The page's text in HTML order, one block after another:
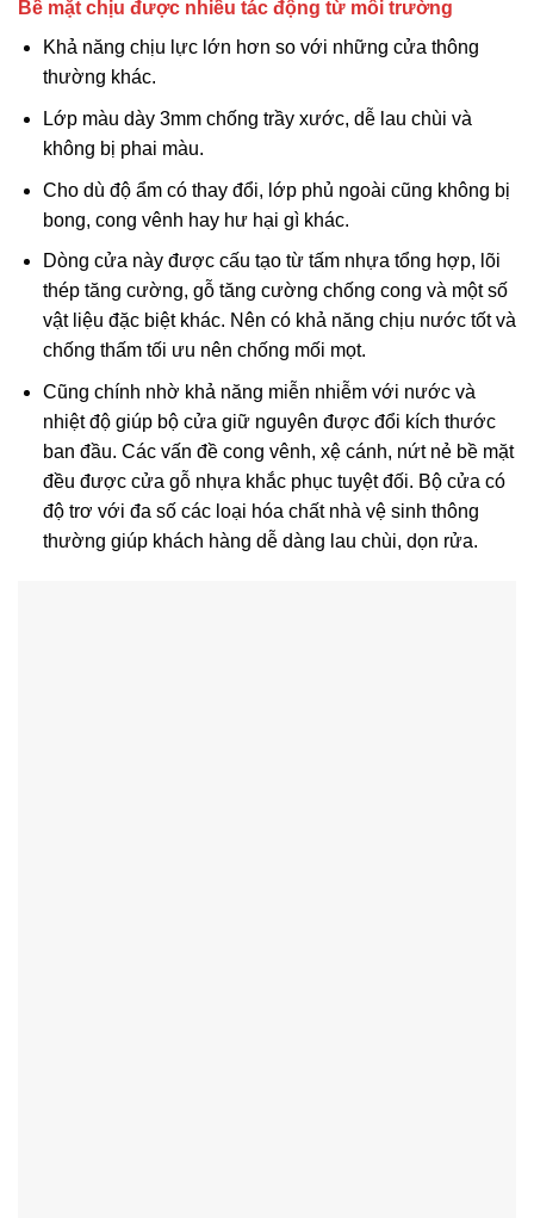
Bề mặt chịu được nhiều tác động từ môi trường
Khả năng chịu lực lớn hơn so với những cửa thông
thường khác.
Lớp màu dày 3mm chống trầy xước, dễ lau chùi và
không bị phai màu.
Cho dù độ ẩm có thay đổi, lớp phủ ngoài cũng không bị
bong, cong vênh hay hư hại gì khác.
Dòng cửa này được cấu tạo từ tấm nhựa tổng hợp, lõi
thép tăng cường, gỗ tăng cường chống cong và một số
vật liệu đặc biệt khác. Nên có khả năng chịu nước tốt và
chống thấm tối ưu nên chống mối mọt.
Cũng chính nhờ khả năng miễn nhiễm với nước và
nhiệt độ giúp bộ cửa giữ nguyên được đổi kích thước
ban đầu. Các vấn đề cong vênh, xệ cánh, nứt nẻ bề mặt
đều được cửa gỗ nhựa khắc phục tuyệt đối. Bộ cửa có
độ trơ với đa số các loại hóa chất nhà vệ sinh thông
thường giúp khách hàng dễ dàng lau chùi, dọn rửa.